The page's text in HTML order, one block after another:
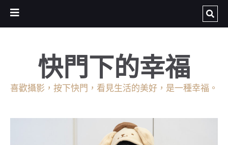
快門下的幸福
喜歡攝影，按下快門，看見生活的美好，是一種幸福。